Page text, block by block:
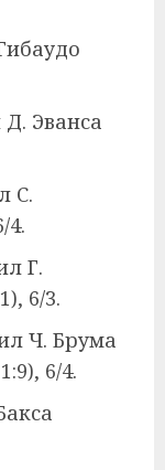
Эванса
С.
4.
Г.
6/3.
Ч. Брума
6/4.